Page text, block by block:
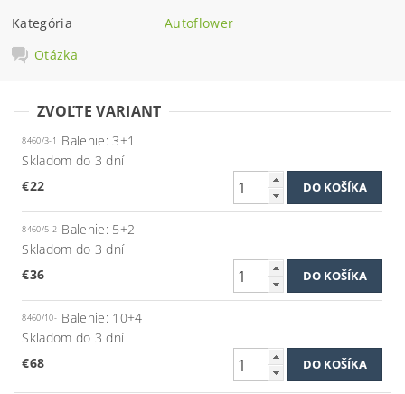
Kategória
Autoflower
Otázka
ZVOĽTE VARIANT
8460/3-1
Balenie: 3+1
Skladom do 3 dní
€22
8460/5-2 Balenie: 5+2
Skladom do 3 dní
€36
8460/10- Balenie: 10+4
Skladom do 3 dní
€68